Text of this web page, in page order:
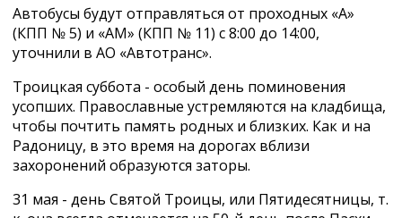
Автобусы будут отправляться от проходных «А»
(КПП № 5) и «АМ» (КПП № 11) с 8:00 до 14:00,
уточнили в АО «Автотранс».
Троицкая суббота - особый день поминовения
усопших. Православные устремляются на кладбища,
чтобы почтить память родных и близких. Как и на
Радоницу, в это время на дорогах вблизи
захоронений образуются заторы.
31 мая - день Святой Троицы, или Пятидесятницы, т.